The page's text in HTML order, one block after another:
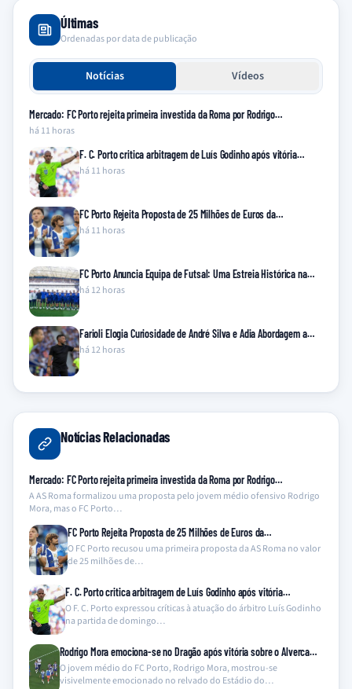
Últimas
Ordenadas por data de publicação
Notícias Vídeos
Mercado: FC Porto rejeita primeira investida da Roma por Rodrigo…
há 11 horas
F. C. Porto critica arbitragem de Luís Godinho após vitória…
há 11 horas
FC Porto Rejeita Proposta de 25 Milhões de Euros da…
há 11 horas
FC Porto Anuncia Equipa de Futsal: Uma Estreia Histórica na…
há 12 horas
Farioli Elogia Curiosidade de André Silva e Adia Abordagem a…
há 12 horas
Notícias Relacionadas
Mercado: FC Porto rejeita primeira investida da Roma por Rodrigo…
A AS Roma formalizou uma proposta pelo jovem médio ofensivo Rodrigo
Mora, mas o FC Porto…
FC Porto Rejeita Proposta de 25 Milhões de Euros da…
O FC Porto recusou uma primeira proposta da AS Roma no valor
de 25 milhões de…
F. C. Porto critica arbitragem de Luís Godinho após vitória…
O F. C. Porto expressou críticas à atuação do árbitro Luís Godinho
na partida de domingo…
Rodrigo Mora emociona-se no Dragão após vitória sobre o Alverca…
O jovem médio do FC Porto, Rodrigo Mora, mostrou-se
visivelmente emocionado no relvado do Estádio do…